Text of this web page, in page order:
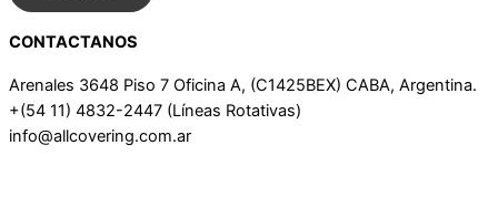
CONTACTANOS
Arenales 3648 Piso 7 Oficina A, (C1425BEX) CABA, Argentina.
+(54 11) 4832-2447 (Líneas Rotativas)
info@allcovering.com.ar